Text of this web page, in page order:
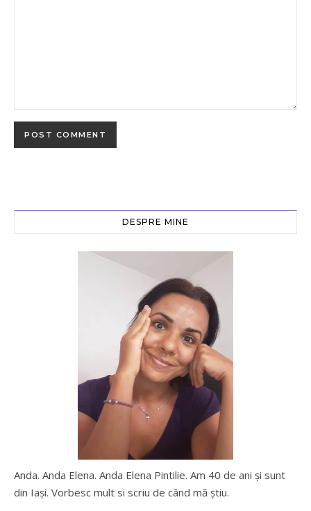
DESPRE MINE
Anda. Anda Elena. Anda Elena Pintilie. Am 40 de ani şi sunt
din Iaşi. Vorbesc mult si scriu de când mă ştiu.